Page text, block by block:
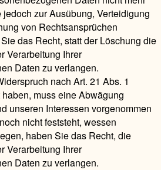
zur Ausübung, Verteidigung
von Rechtsansprüchen
das Recht, statt der Löschung die
Verarbeitung Ihrer
Daten zu verlangen.
nach Art. 21 Abs. 1
muss eine Abwägung
unseren Interessen vorgenommen
nicht feststeht, wessen
haben Sie das Recht, die
Verarbeitung Ihrer
Daten zu verlangen.